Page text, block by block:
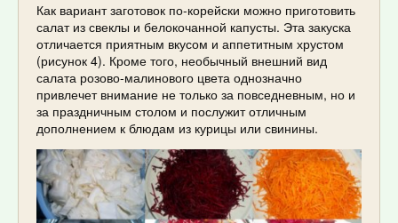
Как вариант заготовок по-корейски можно приготовить
салат из свеклы и белокочанной капусты. Эта закуска
отличается приятным вкусом и аппетитным хрустом
(рисунок 4). Кроме того, необычный внешний вид
салата розово-малинового цвета однозначно
привлечет внимание не только за повседневным, но и
за праздничным столом и послужит отличным
дополнением к блюдам из курицы или свинины.